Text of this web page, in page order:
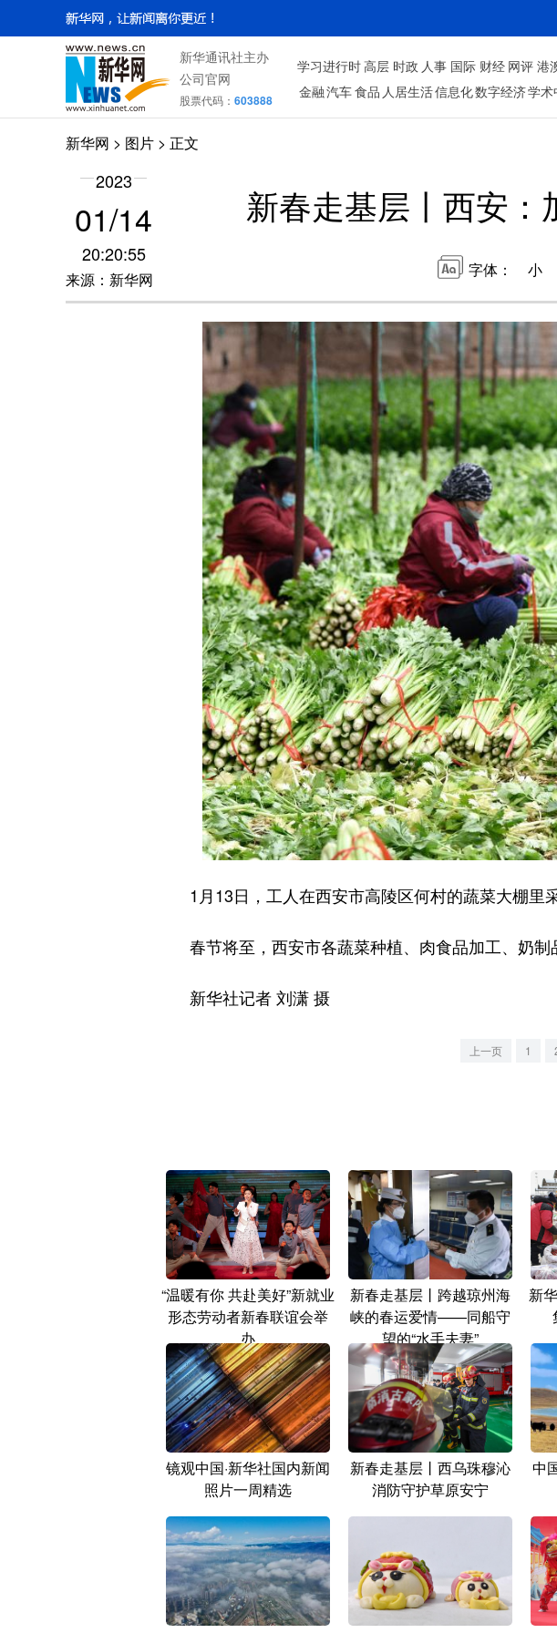
新华通讯社主办
公司官网
股票代码： 603888
学习进行时高层 时政 人事 国际 财经 网评 港
金融汽车食品 人居生活信息化数字经济学术
新华网 > 图片 > 正文
2023
01/14
20:20:55
来源：新华网
新春走基层丨西安：
字体： 小
1月13日，工人在西安市高陵区何村的蔬菜大棚里采
春节将至，西安市各蔬菜种植、肉食品加工、奶制
新华社记者 刘潇 摄
上一页 1
“温暖有你 共赴美好”新就业
形态劳动者新春联谊会举
办
新春走基层丨跨越琼州海
峡的春运爱情——同船守
望的“水手夫妻”
新
镜观中国·新华社国内新闻
照片一周精选
新春走基层丨西乌珠穆沁
消防守护草原安宁
中